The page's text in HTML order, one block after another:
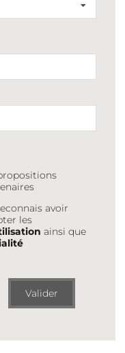
avoir
les
ainsi que
Valider